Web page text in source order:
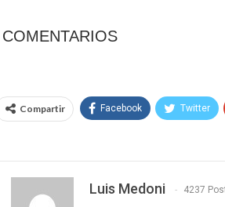
COMENTARIOS
Compartir Facebook Twitter
Luis Medoni 4237